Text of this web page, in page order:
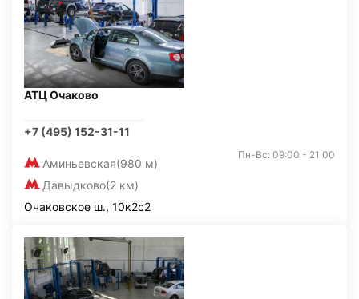
АТЦ Очаково
+7 (495) 152-31-11
Аминьевская(980 м)
Давыдково(2 км)
Пн-Вс: 09:00 - 21:00
Очаковское ш., 10к2с2